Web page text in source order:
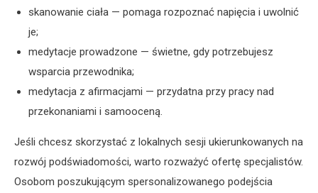
skanowanie ciała — pomaga rozpoznać napięcia i uwolnić
je;
medytacje prowadzone — świetne, gdy potrzebujesz
wsparcia przewodnika;
medytacja z afirmacjami — przydatna przy pracy nad
przekonaniami i samooceną.
Jeśli chcesz skorzystać z lokalnych sesji ukierunkowanych na
rozwój podświadomości, warto rozważyć ofertę specjalistów.
Osobom poszukującym spersonalizowanego podejścia